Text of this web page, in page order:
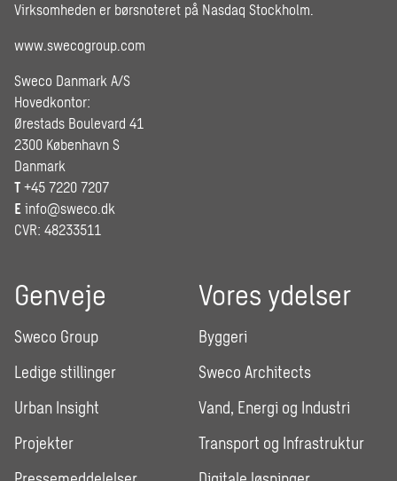
Virksomheden er børsnoteret på Nasdaq Stockholm.
www.swecogroup.com
Sweco Danmark A/S
Hovedkontor:
Ørestads Boulevard 41
2300 København S
Danmark
T +45 7220 7207
E info@sweco.dk
CVR: 48233511
Genveje
Sweco Group
Ledige stillinger
Urban Insight
Projekter
Vores ydelser
Byggeri
Sweco Architects
Vand, Energi og Industri
Transport og Infrastruktur